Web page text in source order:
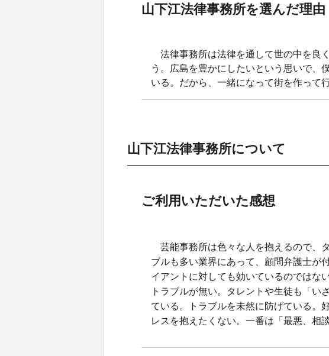
山下江法律事務所を選んだ理由
法律事務所は法律を通して世の中を良
う。広島を豊かにしたいという思いで、
いる。だから、一緒になって街を作って
山下江法律事務所について
ご利用いただいた感想
芸能事務所は色々な人を抱えるので、
ブルも多い業界にあって、顧問弁護士が
イアントに対しても効いているのではな
トラブルが無い。タレントや生徒も「い
ている。トラブルを未然に防げている。
レスを抱えたくない。一番は「最悪、相